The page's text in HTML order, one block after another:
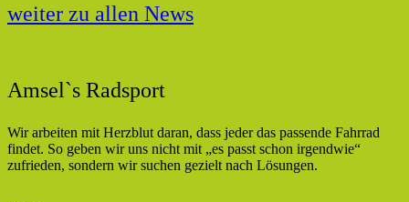
weiter zu allen News
Amsel`s Radsport
Wir arbeiten mit Herzblut daran, dass jeder das passende Fahrrad
findet. So geben wir uns nicht mit „es passt schon irgendwie“
zufrieden, sondern wir suchen gezielt nach Lösungen.